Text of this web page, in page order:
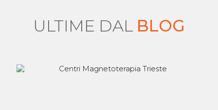
ULTIME DAL BLOG